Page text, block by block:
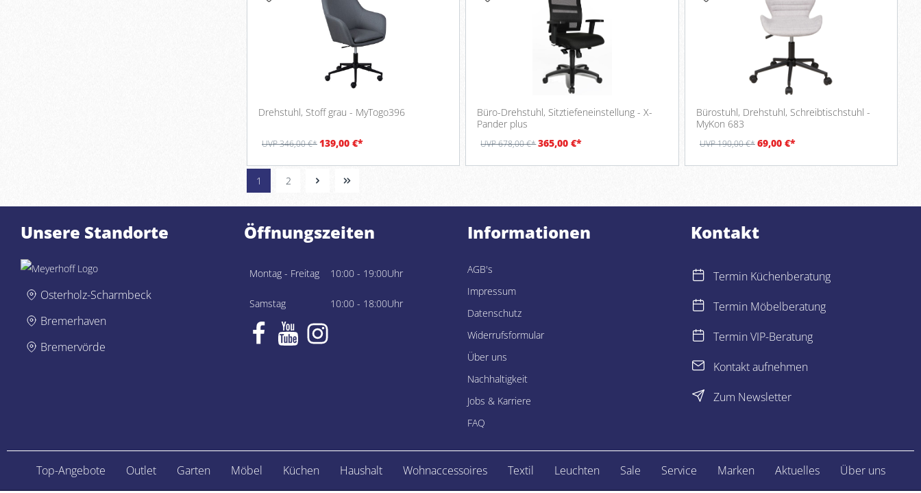
Drehstuhl, Stoff grau - MyTogo396
UVP 346,00 €*139,00 €*
Büro-Drehstuhl, Sitztiefeneinstellung - X-
Pander plus
UVP 678,00 €*365,00 €*
Bürostuhl, Drehstuhl, Schreibtischstuhl -
MyKon 683
UVP 190,00 €*69,00 €*
1 2
Unsere Standorte
Osterholz-Scharmbeck
Bremerhaven
Bremervörde
Öffnungszeiten
Montag - Freitag 10:00 - 19:00Uhr
Samstag 10:00 - 18:00Uhr
Kontakt
Termin Küchenberatung
Termin Möbelberatung
Termin VIP-Beratung
Kontakt aufnehmen
Zum Newsletter
Informationen
AGB's
Impressum
Datenschutz
Widerrufsformular
Über uns
Nachhaltigkeit
Jobs & Karriere
FAQ
Top-Angebote Outlet Garten Möbel Küchen Haushalt Wohnaccessoires Textil Leuchten Sale Service Marken Aktuelles Über uns